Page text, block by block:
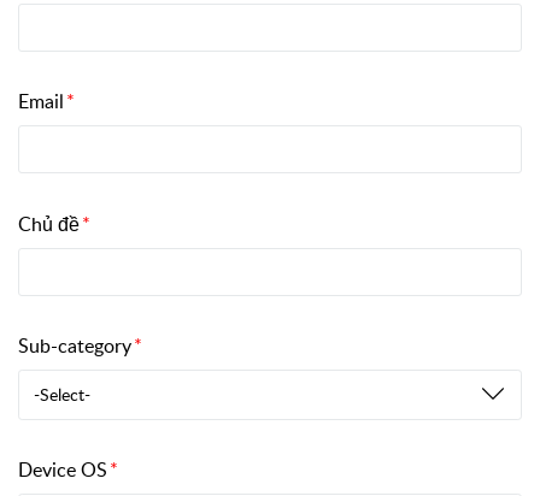
Email
Chủ đề
Sub-category
-Select-
Device OS